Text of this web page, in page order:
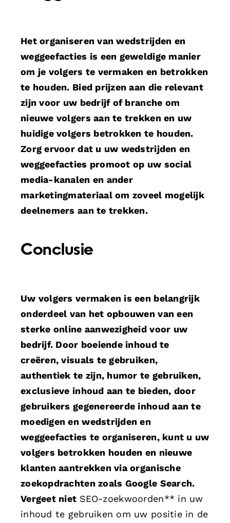
Het organiseren van wedstrijden en
weggeefacties is een geweldige manier
om je volgers te vermaken en betrokken
te houden. Bied prijzen aan die relevant
zijn voor uw bedrijf of branche om
nieuwe volgers aan te trekken en uw
huidige volgers betrokken te houden.
Zorg ervoor dat u uw wedstrijden en
weggeefacties promoot op uw social
media-kanalen en ander
marketingmateriaal om zoveel mogelijk
deelnemers aan te trekken.
Conclusie
Uw volgers vermaken is een belangrijk
onderdeel van het opbouwen van een
sterke online aanwezigheid voor uw
bedrijf. Door boeiende inhoud te
creëren, visuals te gebruiken,
authentiek te zijn, humor te gebruiken,
exclusieve inhoud aan te bieden, door
gebruikers gegenereerde inhoud aan te
moedigen en wedstrijden en
weggeefacties te organiseren, kunt u uw
volgers betrokken houden en nieuwe
klanten aantrekken via organische
zoekopdrachten zoals Google Search.
Vergeet niet SEO-zoekwoorden** in uw
inhoud te gebruiken om uw positie in de